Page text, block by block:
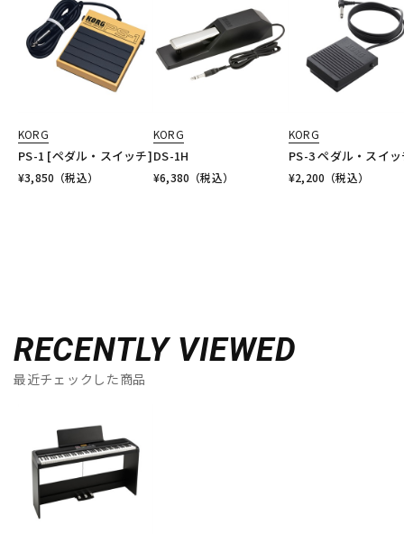
KORG
PS-1 [ペダル・スイッチ]
¥3,850 （税込）
KORG
DS-1H
¥6,380 （税込）
KORG
PS-3 ペダル・スイ
¥2,200 （税込）
RECENTLY VIEWED
最近チェックした商品